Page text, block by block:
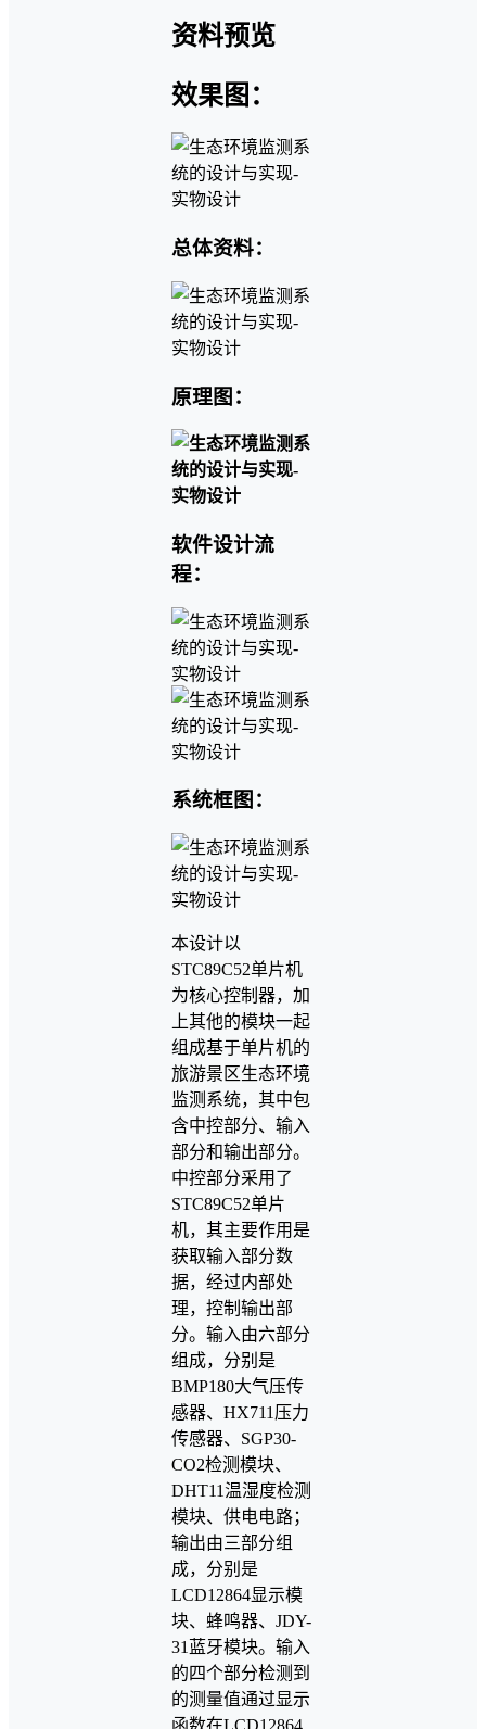
资料预览
效果图：
总体资料：
原理图：
软件设计流
程：
系统框图：
本设计以
STC89C52单片机
为核心控制器，加
上其他的模块一起
组成基于单片机的
旅游景区生态环境
监测系统，其中包
含中控部分、输入
部分和输出部分。
中控部分采用了
STC89C52单片
机，其主要作用是
获取输入部分数
据，经过内部处
理，控制输出部
分。输入由六部分
组成，分别是
BMP180大气压传
感器、HX711压力
传感器、SGP30-
CO2检测模块、
DHT11温湿度检测
模块、供电电路；
输出由三部分组
成，分别是
LCD12864显示模
块、蜂鸣器、JDY-
31蓝牙模块。输入
的四个部分检测到
的测量值通过显示